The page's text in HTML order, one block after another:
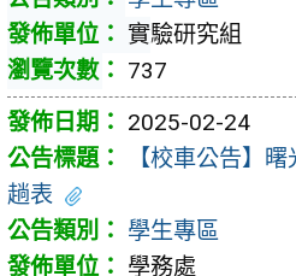
實驗研究組
737
2025-02-24
【校車公告】
趟表
學生專區
學務處